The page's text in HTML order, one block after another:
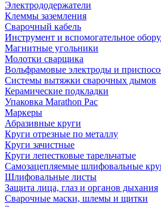
Электрододержатели
Клеммы заземления
Сварочный кабель
Инструмент и вспомогательное
Магнитные угольники
Молотки сварщика
Вольфрамовые электроды и
Системы вытяжки сварочных дымов
Керамические подкладки
Упаковка Marathon Pac
Маркеры
Абразивные круги
Круги отрезные по металлу
Круги зачистные
Круги лепестковые тарельчатые
Самозацепляемые шлифовальные
Шлифовальные листы
Защита лица, глаз и органов дыхания
Сварочные маски, шлемы и щитки